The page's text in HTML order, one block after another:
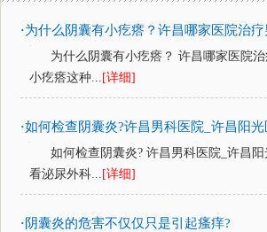
·为什么阴囊有小疙瘩？许昌哪家医院治疗
科好?为什么阴囊有小疙瘩？ 许昌哪家医院
小疙瘩这种... [详细]
·如何检查阴囊炎?许昌男科医院_许昌阳光
如何检查阴囊炎? 许昌男科医院_许昌阳
看泌尿外科... [详细]
· 阴囊炎的危害不仅仅只是引起瘙痒?